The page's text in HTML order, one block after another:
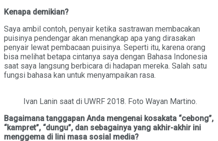
Kenapa demikian?
Saya ambil contoh, penyair ketika sastrawan membacakan
puisinya pendengar akan menangkap apa yang dirasakan
penyair lewat pembacaan puisinya. Seperti itu, karena orang
bisa melihat betapa cintanya saya dengan Bahasa Indonesia
saat saya langsung berbicara di hadapan mereka. Salah satu
fungsi bahasa kan untuk menyampaikan rasa.
Ivan Lanin saat di UWRF 2018. Foto Wayan Martino.
Bagaimana tanggapan Anda mengenai kosakata “cebong”,
“kampret”, “dungu”, dan sebagainya yang akhir-akhir ini
menggema di lini masa sosial media?